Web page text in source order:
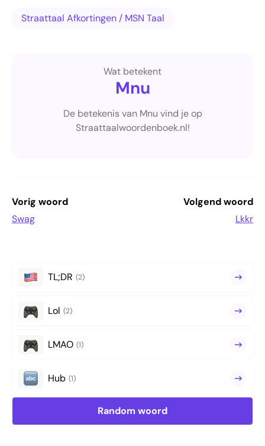
Straattaal Afkortingen / MSN Taal
Wat betekent
Mnu
De betekenis van Mnu vind je op
Straattaalwoordenboek.nl!
Vorig woord
Swag
Volgend woord
Lkkr
TL;DR (2)
Lol (2)
LMAO (1)
Hub (1)
Random woord